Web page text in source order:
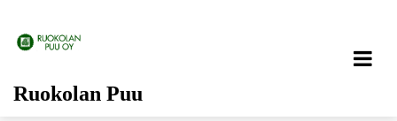
Ruokolan Puu